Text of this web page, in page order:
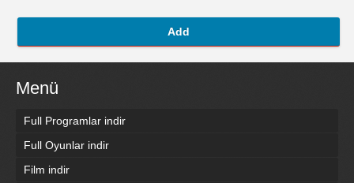
Add
Menü
Full Programlar indir
Full Oyunlar indir
Film indir